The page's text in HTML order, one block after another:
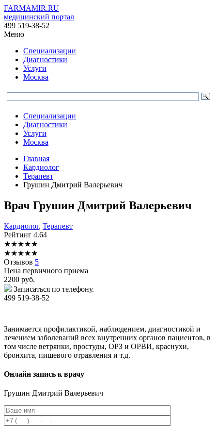
FARMAMIR.RU
медицинский портал
499 519-38-52
Меню
Специализации
Диагностики
Услуги
Москва
Специализации
Диагностики
Услуги
Москва
Главная
Кардиолог
Терапевт
Грушин Дмитрий Валерьевич
Врач Грушин Дмитрий Валерьевич
Кардиолог, Терапевт
Рейтинг 4.64
★★★★★
★★★★★
Отзывов 5
Цена первичного приема
2200 руб.
Записаться по телефону.
499 519-38-52
Занимается профилактикой, наблюдением, диагностикой и
лечением заболеваний всех внутренних органов пациентов, в
том числе ветрянки, простуды, ОРЗ и ОРВИ, краснухи,
бронхита, пищевого отравления и т.д.
Онлайн запись к врачу
Грушин Дмитрий Валерьевич